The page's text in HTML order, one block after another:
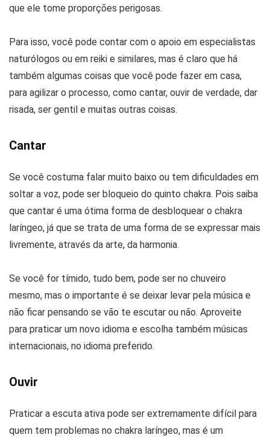
que ele tome proporções perigosas.
Para isso, você pode contar com o apoio em especialistas
naturólogos ou em reiki e similares, mas é claro que há
também algumas coisas que você pode fazer em casa,
para agilizar o processo, como cantar, ouvir de verdade, dar
risada, ser gentil e muitas outras coisas.
Cantar
Se você costuma falar muito baixo ou tem dificuldades em
soltar a voz, pode ser bloqueio do quinto chakra. Pois saiba
que cantar é uma ótima forma de desbloquear o chakra
laríngeo, já que se trata de uma forma de se expressar mais
livremente, através da arte, da harmonia.
Se você for tímido, tudo bem, pode ser no chuveiro
mesmo, mas o importante é se deixar levar pela música e
não ficar pensando se vão te escutar ou não. Aproveite
para praticar um novo idioma e escolha também músicas
internacionais, no idioma preferido.
Ouvir
Praticar a escuta ativa pode ser extremamente difícil para
quem tem problemas no chakra laríngeo, mas é um